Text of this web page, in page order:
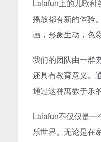
Lalafun上的儿歌
播放都有新的体验
画，形象生动，色
我们的团队由一群
还具有教育意义。
通过这种寓教于乐
Lalafun不仅仅是
乐世界。无论是在